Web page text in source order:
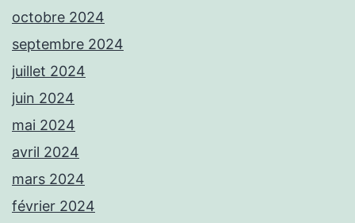
octobre 2024
septembre 2024
juillet 2024
juin 2024
mai 2024
avril 2024
mars 2024
février 2024